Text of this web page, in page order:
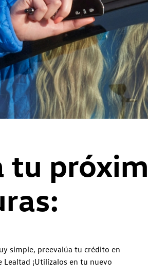
tu
simple, preevalúa tu crédito en
¡Utilízalos en tu nuevo